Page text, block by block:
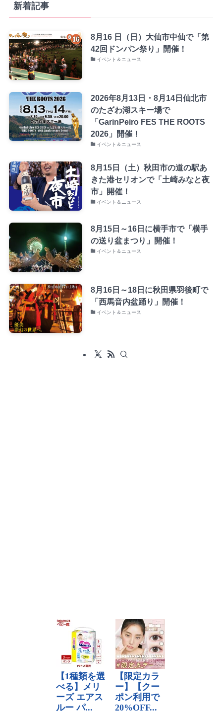
新着記事
8月16 日（日）大仙市中仙で「第
42回ドンパン祭り」開催！
イベント＆ニュース
2026年8月13日・8月14日仙北市
のたざわ湖スキー場で
「GarinPeiro FES THE ROOTS
2026」開催！
イベント＆ニュース
8月15日（土）秋田市の道の駅あ
きた港セリオンで「土崎みなと夜
市」開催！
イベント＆ニュース
8月15日～16日に横手市で「横手
の送り盆まつり」開催！
イベント＆ニュース
8月16日～18日に秋田県羽後町で
「西馬音内盆踊り」開催！
イベント＆ニュース